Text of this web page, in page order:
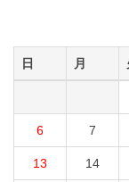
日 月
6 7
13 14